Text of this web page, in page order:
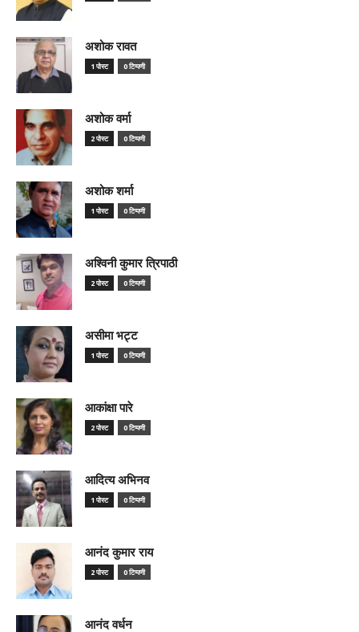
अशोक रावत
1 पोस्ट 0 टिप्पणी
अशोक वर्मा
2 पोस्ट 0 टिप्पणी
अशोक शर्मा
1 पोस्ट 0 टिप्पणी
अश्विनी कुमार त्रिपाठी
2 पोस्ट 0 टिप्पणी
असीमा भट्ट
1 पोस्ट 0 टिप्पणी
आकांक्षा पारे
2 पोस्ट 0 टिप्पणी
आदित्य अभिनव
1 पोस्ट 0 टिप्पणी
आनंद कुमार राय
2 पोस्ट 0 टिप्पणी
आनंद वर्धन